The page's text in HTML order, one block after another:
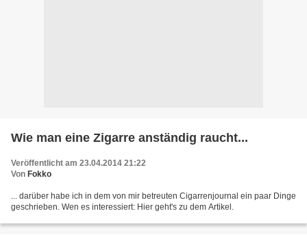
Wie man eine Zigarre anständig raucht...
Veröffentlicht am 23.04.2014 21:22
Von Fokko
... darüber habe ich in dem von mir betreuten Cigarrenjournal ein paar Dinge
geschrieben. Wen es interessiert: Hier geht's zu dem Artikel.